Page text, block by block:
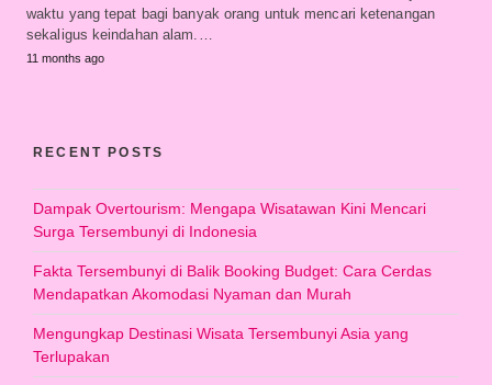
waktu yang tepat bagi banyak orang untuk mencari ketenangan
sekaligus keindahan alam.…
11 months ago
RECENT POSTS
Dampak Overtourism: Mengapa Wisatawan Kini Mencari
Surga Tersembunyi di Indonesia
Fakta Tersembunyi di Balik Booking Budget: Cara Cerdas
Mendapatkan Akomodasi Nyaman dan Murah
Mengungkap Destinasi Wisata Tersembunyi Asia yang
Terlupakan